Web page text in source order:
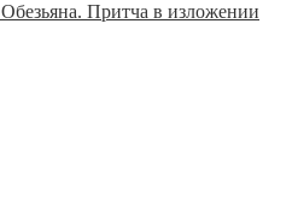
Обезьяна. Притча в изложении